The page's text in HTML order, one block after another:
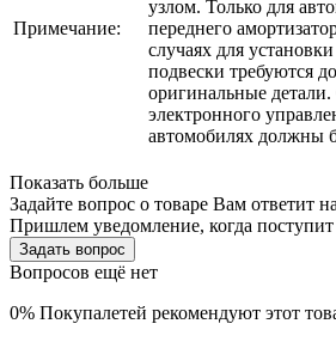
Примечание:
узлом. Только для
переднего
случаях для
подвески требуются
оригинальные
электронного
автомобилях должны
Показать больше
Задайте вопрос о товаре Вам ответит
Пришлем уведомление, когда поступит
Задать вопрос
Вопросов ещё нет
0% Покупалетей рекомендуют этот